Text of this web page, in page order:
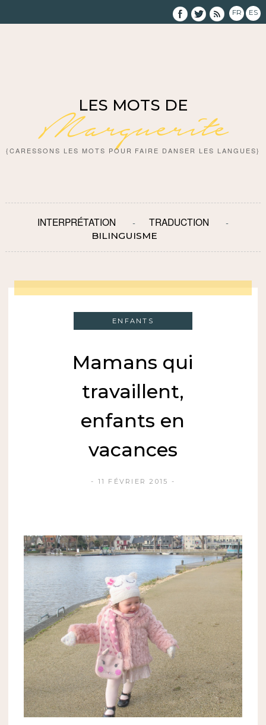
FR ES
LES MOTS DE
Marguerite
{CARESSONS LES MOTS POUR FAIRE DANSER LES LANGUES}
INTERPRÉTATION TRADUCTION
BILINGUISME
ENFANTS
Mamans qui
travaillent,
enfants en
vacances
11 FÉVRIER 2015